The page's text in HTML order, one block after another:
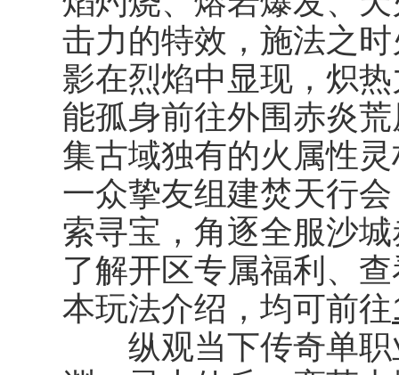
击力的特效，施法之
影在烈焰中显现，炽
能孤身前往外围赤炎
集古域独有的火属性
一众挚友组建焚天行
索寻宝，角逐全服沙
了解开区专属福利、
本玩法介绍，均可前往
纵观当下传奇单职